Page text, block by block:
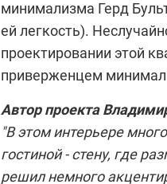
минимализма Герд
ей легкость).
проектировании этой
приверженцем
Автор проекта
"В этом интерьере
гостиной - стену, где
решил немного